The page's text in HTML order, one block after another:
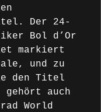
Der 24-
Bol d’Or
markiert
und zu
den Titel
gehört auch
World